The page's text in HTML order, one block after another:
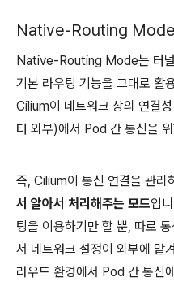
Native-Routing Mode
Native-Routing Mode는 터널
기본 라우팅 기능을 그대로 활
Cilium이 네트워크 상의 연결
터 외부)에서 Pod 간 통신을
즉, Cilium이 통신 연결을 관리
서 알아서 처리해주는 모드입
팅을 이용하기만 할 뿐, 따로
서 네트워크 설정이 외부에 맡
라우드 환경에서 Pod 간 통신